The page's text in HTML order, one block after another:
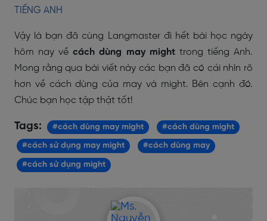
TIẾNG ANH
Vậy là bạn đã cùng Langmaster đi hết bài học ngày
hôm nay về cách dùng may mighttrong tiếng Anh.
Mong rằng qua bài viết này các bạn đã có cái nhìn rõ
hơn về cách dùng của may và might. Bên cạnh đó.
Chúc bạn học tập thật tốt!
Tags: #cách dùng may might #cách dùng might
#cách sử dụng may might #cách dùng may
#cách sử dụng might